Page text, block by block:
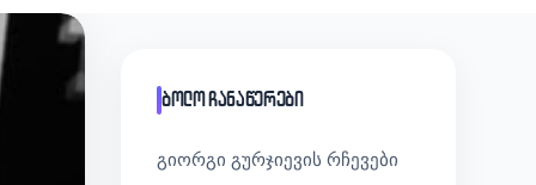
ბოლო ჩანაწერები
გიორგი გურჯიევის რჩევები